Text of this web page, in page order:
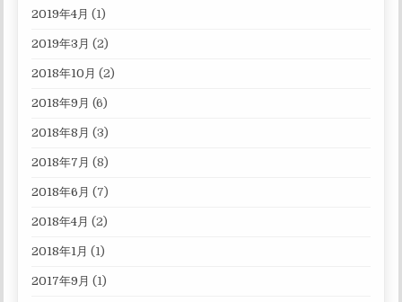
2019年4月 (1)
2019年3月 (2)
2018年10月 (2)
2018年9月 (6)
2018年8月 (3)
2018年7月 (8)
2018年6月 (7)
2018年4月 (2)
2018年1月 (1)
2017年9月 (1)